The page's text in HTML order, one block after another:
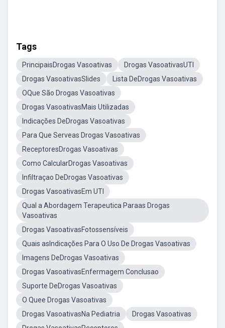
Tags
PrincipaisDrogas Vasoativas
Drogas VasoativasUTI
Drogas VasoativasSlides
Lista DeDrogas Vasoativas
OQue São Drogas Vasoativas
Drogas VasoativasMais Utilizadas
Indicações DeDrogas Vasoativas
Para Que Serveas Drogas Vasoativas
ReceptoresDrogas Vasoativas
Como CalcularDrogas Vasoativas
Infiltraçao DeDrogas Vasoativas
Drogas VasoativasEm UTI
Qual a Abordagem Terapeutica Paraas Drogas
Vasoativas
Drogas VasoativasFotossensíveis
Quais asIndicações Para O Uso De Drogas Vasoativas
Imagens DeDrogas Vasoativas
Drogas VasoativasEnfermagem Conclusao
Suporte DeDrogas Vasoativas
O Quee Drogas Vasoativas
Drogas VasoativasNa Pediatria
Drogas Vasoativas